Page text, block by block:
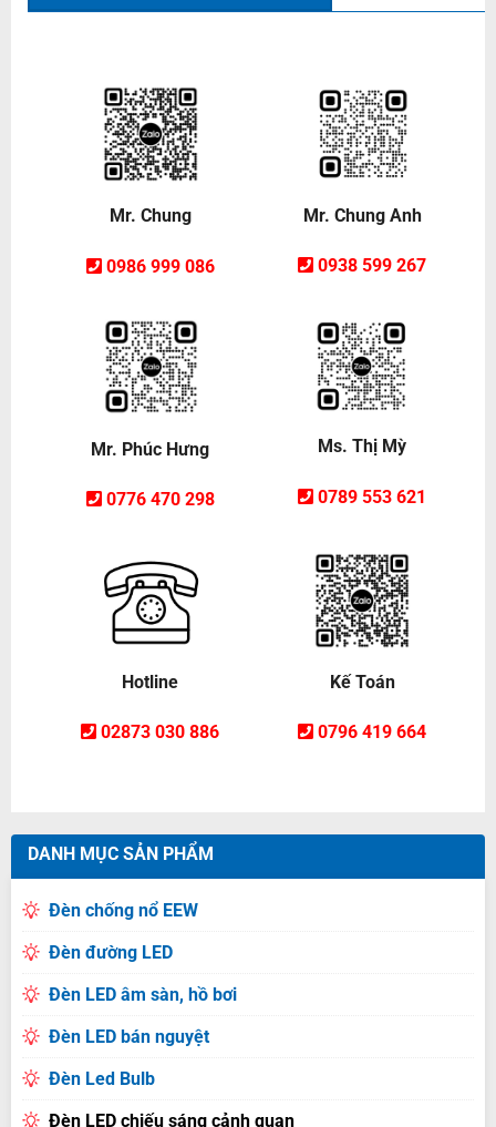
Mr. Chung
0986 999 086
Mr. Chung Anh
0938 599 267
Mr. Phúc Hưng
0776 470 298
Ms. Thị Mỳ
0789 553 621
Hotline
02873 030 886
Kế Toán
0796 419 664
DANH MỤC SẢN PHẨM
Đèn chống nổ EEW
Đèn đường LED
Đèn LED âm sàn, hồ bơi
Đèn LED bán nguyệt
Đèn Led Bulb
Đèn LED chiếu sáng cảnh quan